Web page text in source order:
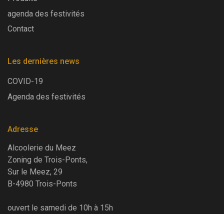
agenda des festivités
Contact
Les dernières news
COVID-19
Agenda des festivités
Adresse
Alcoolerie du Meez
Zoning de Trois-Ponts,
Sur le Meez, 29
B-4980 Trois-Ponts
ouvert le samedi de 10h à 15h